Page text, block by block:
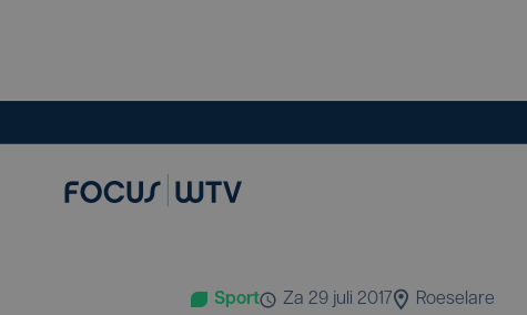
Sport za 29 juli 2017 Roeselare